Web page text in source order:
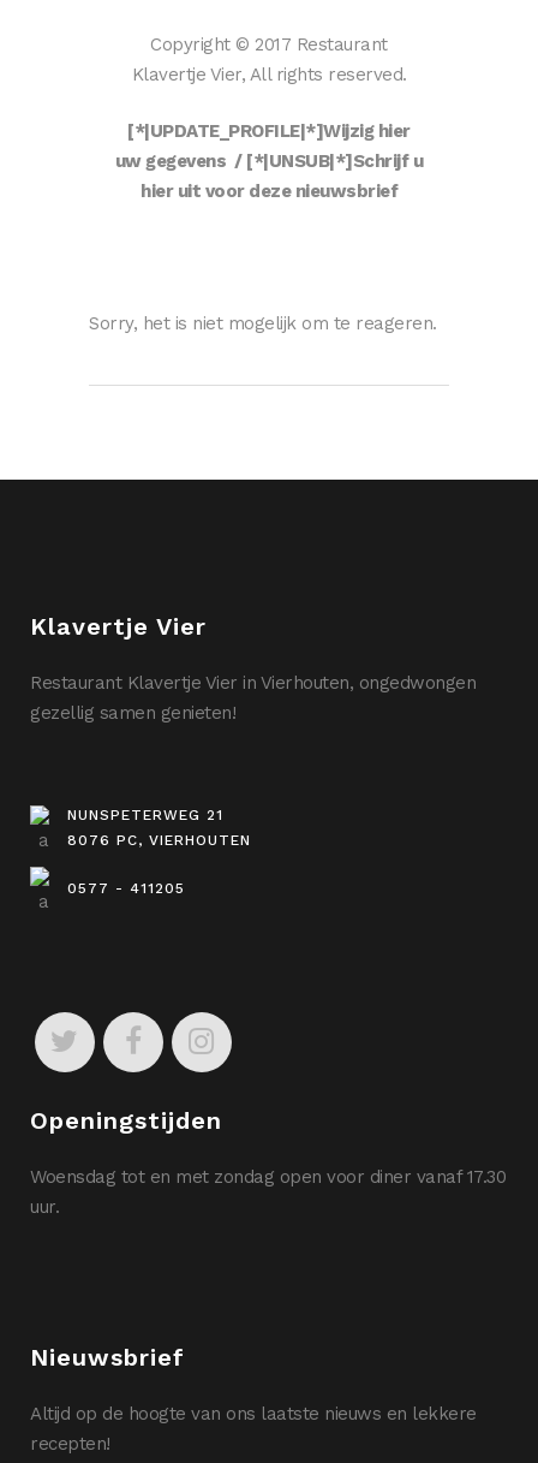
Copyright © 2017 Restaurant
Klavertje Vier, All rights reserved.
[*|UPDATE_PROFILE|*]Wijzig hier
uw gegevens / [*|UNSUB|*]Schrijf u
hier uit voor deze nieuwsbrief
Sorry, het is niet mogelijk om te reageren.
Klavertje Vier
Restaurant Klavertje Vier in Vierhouten, ongedwongen
gezellig samen genieten!
NUNSPETERWEG 21
8076 PC, VIERHOUTEN
0577 - 411205
Openingstijden
Woensdag tot en met zondag open voor diner vanaf 17.30
uur.
Nieuwsbrief
Altijd op de hoogte van ons laatste nieuws en lekkere
recepten!